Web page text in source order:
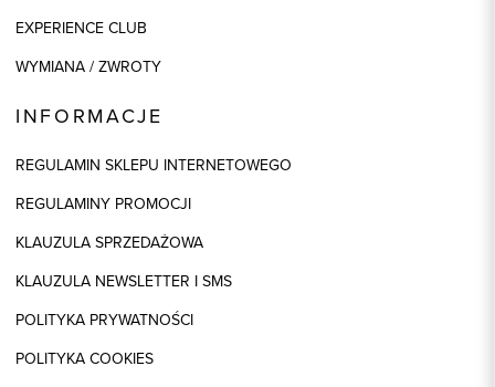
EXPERIENCE CLUB
WYMIANA / ZWROTY
INFORMACJE
REGULAMIN SKLEPU INTERNETOWEGO
REGULAMINY PROMOCJI
KLAUZULA SPRZEDAŻOWA
KLAUZULA NEWSLETTER I SMS
POLITYKA PRYWATNOŚCI
POLITYKA COOKIES